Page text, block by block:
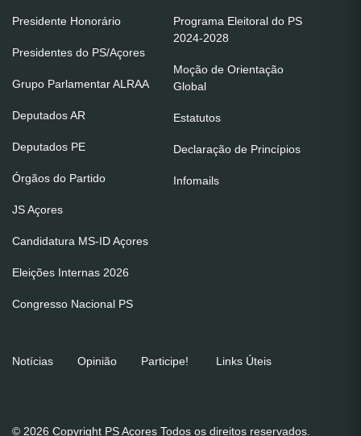
Presidente Honorário
Presidentes do PS/Açores
Grupo Parlamentar ALRAA
Deputados AR
Deputados PE
Órgãos do Partido
JS Açores
Candidatura MS-ID Açores
Eleições Internas 2026
Congresso Nacional PS
Programa Eleitoral do PS
2024-2028
Moção de Orientação
Global
Estatutos
Declaração de Princípios
Infomails
Notícias Opinião Participe! Links Úteis
© 2026 Copyright PS Açores Todos os direitos reservados.